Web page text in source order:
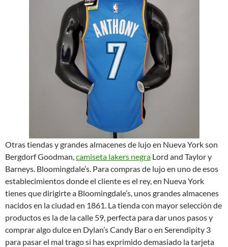
Otras tiendas y grandes almacenes de lujo en Nueva York son
Bergdorf Goodman,camiseta lakers negra Lord and Taylor y
Barneys. Bloomingdale’s. Para compras de lujo en uno de esos
establecimientos donde el cliente es el rey, en Nueva York
tienes que dirigirte a Bloomingdale’s, unos grandes almacenes
nacidos en la ciudad en 1861. La tienda con mayor selección de
productos es la de la calle 59, perfecta para dar unos pasos y
comprar algo dulce en Dylan’s Candy Bar o en Serendipity 3
para pasar el mal trago si has exprimido demasiado la tarjeta